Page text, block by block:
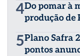
4Do pomar à
produção de
5Plano Safra
pontos